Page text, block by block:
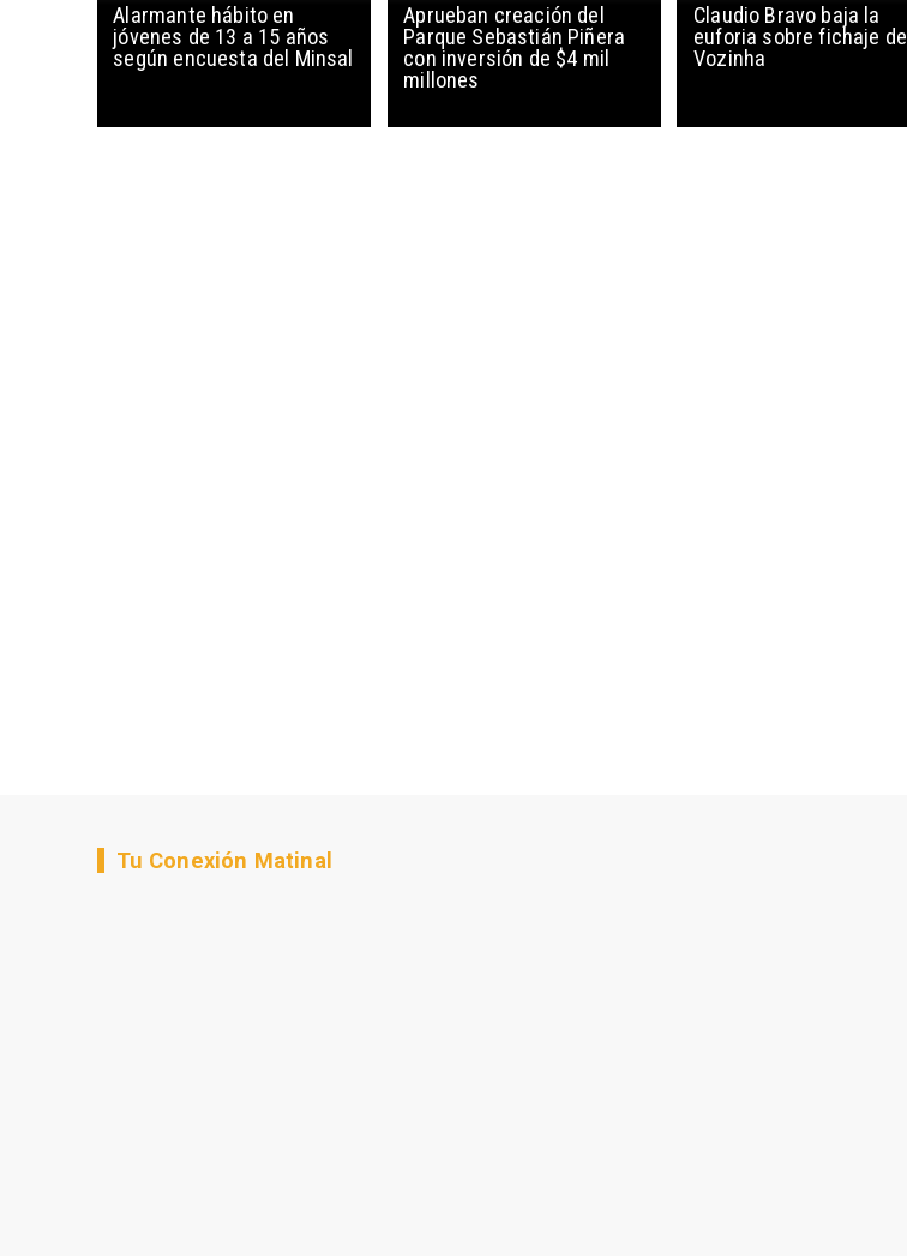
Alarmante hábito en
jóvenes de 13 a 15 años
según encuesta del Minsal
Aprueban creación del
Parque Sebastián Piñera
con inversión de $4 mil
millones
Claudio Bravo baja la
euforia sobre fichaje de
Vozinha
Tu Conexión Matinal